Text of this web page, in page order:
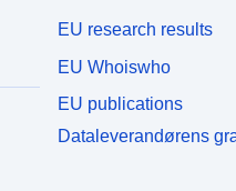
EU research results
EU Whoiswho
EU publications
Dataleverandørens